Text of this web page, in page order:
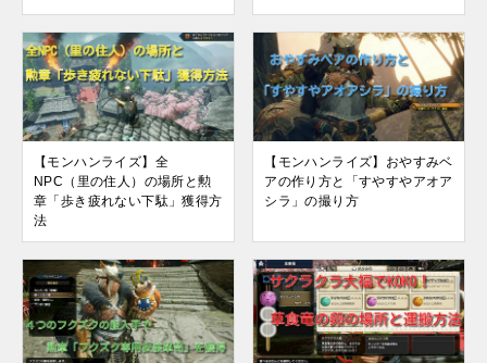
【モンハンライズ】全
NPC（里の住人）の場所と勲
章「歩き疲れない下駄」獲得方
法
【モンハンライズ】おやすみベ
アの作り方と「すやすやアオア
シラ」の撮り方